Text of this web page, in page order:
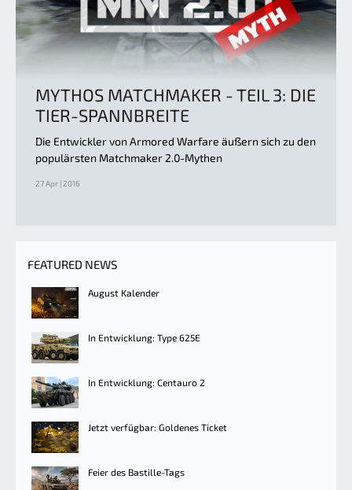
MYTHOS MATCHMAKER - TEIL 3: DIE
TIER-SPANNBREITE
Die Entwickler von Armored Warfare äußern sich zu den
populärsten Matchmaker 2.0-Mythen
27 Apr | 2016
FEATURED NEWS
August Kalender
In Entwicklung: Type 625E
In Entwicklung: Centauro 2
Jetzt verfügbar: Goldenes Ticket
Feier des Bastille-Tags